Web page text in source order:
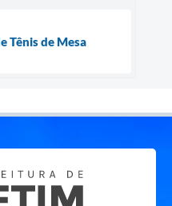
Tênis de Mesa